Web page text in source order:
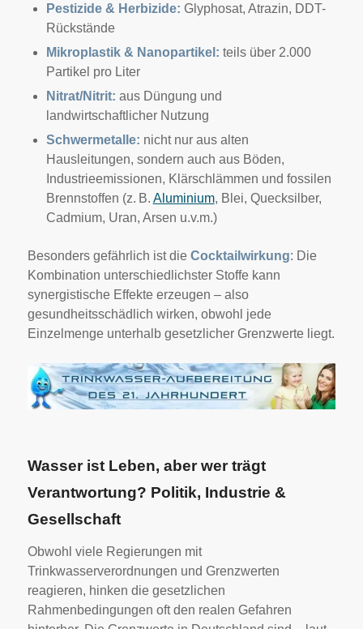
Pestizide & Herbizide: Glyphosat, Atrazin, DDT-
Rückstände
Mikroplastik & Nanopartikel: teils über 2.000
Partikel pro Liter
Nitrat/Nitrit: aus Düngung und
landwirtschaftlicher Nutzung
Schwermetalle: nicht nur aus alten
Hausleitungen, sondern auch aus Böden,
Industrieemissionen, Klärschlämmen und fossilen
Brennstoffen (z. B. Aluminium, Blei, Quecksilber,
Cadmium, Uran, Arsen u.v.m.)
Besonders gefährlich ist die Cocktailwirkung: Die
Kombination unterschiedlichster Stoffe kann
synergistische Effekte erzeugen – also
gesundheitsschädlich wirken, obwohl jede
Einzelmenge unterhalb gesetzlicher Grenzwerte liegt.
Wasser ist Leben, aber wer trägt
Verantwortung? Politik, Industrie &
Gesellschaft
Obwohl viele Regierungen mit
Trinkwasserverordnungen und Grenzwerten
reagieren, hinken die gesetzlichen
Rahmenbedingungen oft den realen Gefahren